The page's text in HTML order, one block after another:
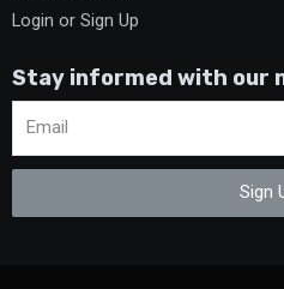
Login or Sign Up
Stay informed with our
Sign